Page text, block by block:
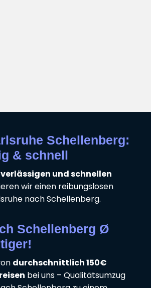
Schellenberg:
& schnell
und schnellen
wir einen reibungslosen
nach Schellenberg.
Schellenberg Ø
durchschnittlich 150€
bei uns – Qualitätsumzug